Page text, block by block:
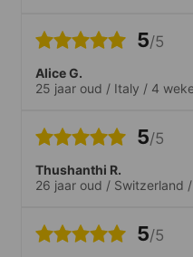
5/5
Alice G.
25 jaar oud / Italy / 4
5/5
Thushanthi R.
26 jaar oud / Switzerland /
5/5